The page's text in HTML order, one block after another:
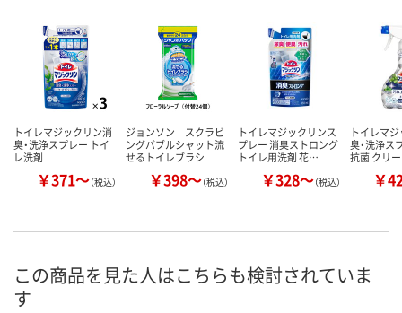
トイレマジックリン消
臭・洗浄スプレー トイ
レ洗剤
￥371～（税込）
ジョンソン スクラビ
ングバブルシャット流
せるトイレブラシ
￥398～（税込）
トイレマジックリンス
プレー 消臭ストロング
トイレ用洗剤 花…
￥328～（税込）
トイレマ
臭・洗浄ス
抗菌 クリ
￥
この商品を見た人はこちらも検討されていま
す